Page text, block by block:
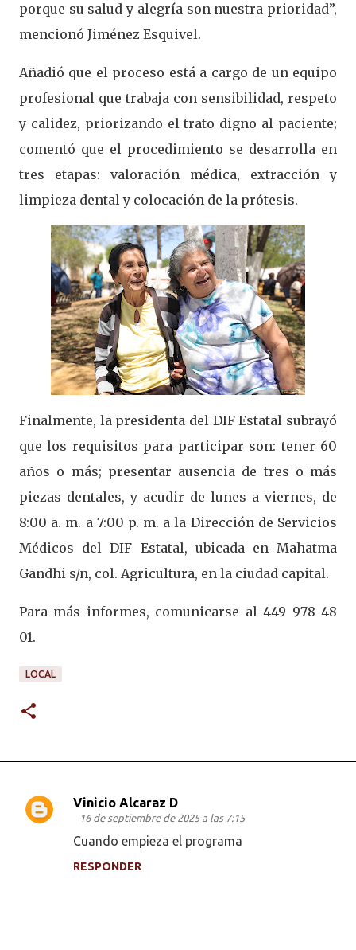
porque su salud y alegría son nuestra prioridad”,
mencionó Jiménez Esquivel.
Añadió que el proceso está a cargo de un equipo
profesional que trabaja con sensibilidad, respeto
y calidez, priorizando el trato digno al paciente;
comentó que el procedimiento se desarrolla en
tres etapas: valoración médica, extracción y
limpieza dental y colocación de la prótesis.
Finalmente, la presidenta del DIF Estatal subrayó
que los requisitos para participar son: tener 60
años o más; presentar ausencia de tres o más
piezas dentales, y acudir de lunes a viernes, de
8:00 a. m. a 7:00 p. m. a la Dirección de Servicios
Médicos del DIF Estatal, ubicada en Mahatma
Gandhi s/n, col. Agricultura, en la ciudad capital.
Para más informes, comunicarse al 449 978 48
01.
LOCAL
C
Vinicio Alcaraz D
16 de septiembre de 2025 a las 7:15
Cuando empieza el programa
RESPONDER